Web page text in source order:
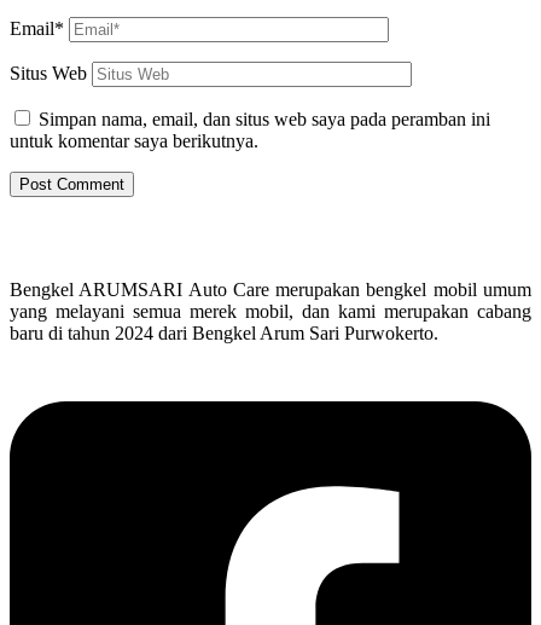
Email*
Situs Web
Simpan nama, email, dan situs web saya pada peramban ini
untuk komentar saya berikutnya.
Bengkel ARUMSARI Auto Care merupakan bengkel mobil umum
yang melayani semua merek mobil, dan kami merupakan cabang
baru di tahun 2024 dari Bengkel Arum Sari Purwokerto.